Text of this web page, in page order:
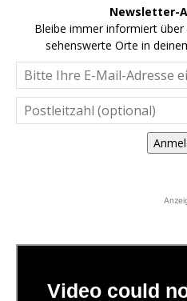
Newsletter-
Bleibe immer informiert über
sehenswerte Orte in